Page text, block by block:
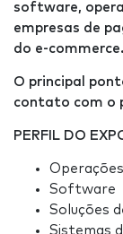
software,
empresas de
do e-commerce.
O principal
contato com o
PERFIL DO
Operações
Software
Soluções
Sistemas